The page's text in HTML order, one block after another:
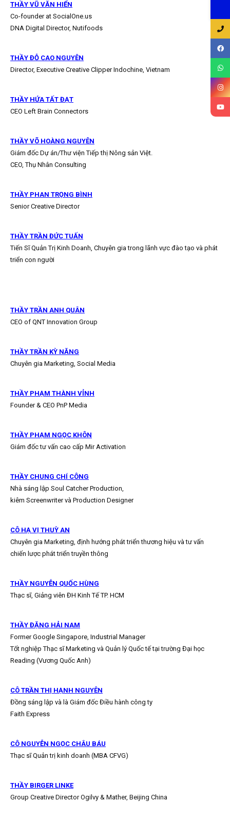
THẦY VŨ VĂN HIỂN
Co-founder at SocialOne.us
DNA Digital Director, Nutifoods
THẦY ĐỖ CAO NGUYÊN
Director, Executive Creative Clipper Indochine, Vietnam
THẦY HỨA TẤT ĐẠT
CEO Left Brain Connectors
THẦY VÕ HOÀNG NGUYÊN
Giám đốc Dự án/Thư viện Tiếp thị Nông sản Việt.
CEO, Thụ Nhân Consulting
THẦY PHAN TRỌNG BÌNH
Senior Creative Director
THẦY TRẦN ĐỨC TUẤN
Tiến Sĩ Quản Trị Kinh Doanh, Chuyên gia trong lãnh vực đào tạo và phát
triển con người
THẦY TRẦN ANH QUÂN
CEO of QNT Innovation Group
THẦY TRẦN KỲ NĂNG
Chuyên gia Marketing, Social Media
THẦY PHẠM THÀNH VỈNH
Founder & CEO PnP Media
THẦY PHẠM NGỌC KHÔN
Giám đốc tư vấn cao cấp Mir Activation
THẦY CHUNG CHÍ CÔNG
Nhà sáng lập Soul Catcher Production,
kiêm Screenwriter và Production Designer
CÔ HẠ VỊ THUỲ AN
Chuyên gia Marketing, định hướng phát triển thương hiệu và tư vấn
chiến lược phát triển truyền thông
THẦY NGUYỄN QUỐC HÙNG
Thạc sĩ, Giảng viên ĐH Kinh Tế TP. HCM
THẦY ĐẶNG HẢI NAM
Former Google Singapore, Industrial Manager
Tốt nghiệp Thạc sĩ Marketing và Quản lý Quốc tế tại trường Đại học
Reading (Vương Quốc Anh)
CÔ TRẦN THỊ HẠNH NGUYÊN
Đồng sáng lập và là Giám đốc Điều hành công ty
Faith Express
CÔ NGUYỄN NGỌC CHÂU BÁU
Thạc sĩ Quản trị kinh doanh (MBA CFVG)
THẦY BIRGER LINKE
Group Creative Director Ogilvy & Mather, Beijing China